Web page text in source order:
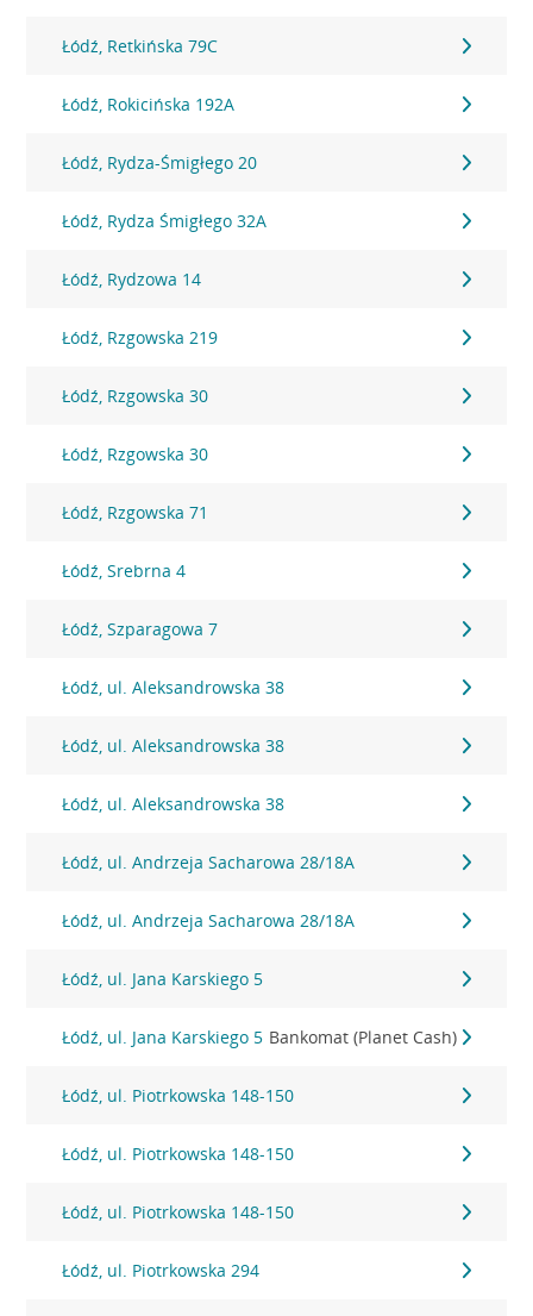
Łódź, Retkińska 79C
Łódź, Rokicińska 192A
Łódź, Rydza-Śmigłego 20
Łódź, Rydza Śmigłego 32A
Łódź, Rydzowa 14
Łódź, Rzgowska 219
Łódź, Rzgowska 30
Łódź, Rzgowska 30
Łódź, Rzgowska 71
Łódź, Srebrna 4
Łódź, Szparagowa 7
Łódź, ul. Aleksandrowska 38
Łódź, ul. Aleksandrowska 38
Łódź, ul. Aleksandrowska 38
Łódź, ul. Andrzeja Sacharowa 28/18A
Łódź, ul. Andrzeja Sacharowa 28/18A
Łódź, ul. Jana Karskiego 5
Łódź, ul. Jana Karskiego 5 Bankomat (Planet Cash)
Łódź, ul. Piotrkowska 148-150
Łódź, ul. Piotrkowska 148-150
Łódź, ul. Piotrkowska 148-150
Łódź, ul. Piotrkowska 294